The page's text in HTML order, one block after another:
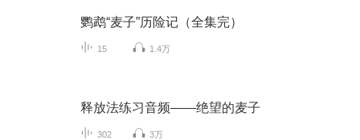
鹦鹉“麦子”历险记（全集完）
15 1.4万
释放法练习音频——绝望的麦子
302 3万